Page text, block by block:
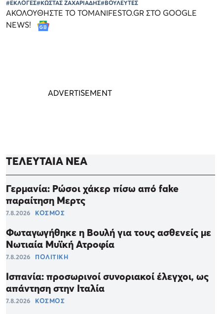
#ΕΚΛΟΓΕΣ#ΚΩΣΤΑΣ ΖΑΧΑΡΙΑΔΗΣ#ΒΟΥΛΕΥΤΕΣ
ΑΚΟΛΟΥΘΗΣΤΕ ΤΟ TOMANIFESTO.GR ΣΤΟ GOOGLE
NEWS!
ΤΕΛΕΥΤΑΙΑ ΝΕΑ
Γερμανία: Ρώσοι χάκερ πίσω από fake
παραίτηση Μερτς
7.8.2026 ΚΟΣΜΟΣ
Φωταγωγήθηκε η Βουλή για τους ασθενείς με
Νωτιαία Μυϊκή Ατροφία
7.8.2026 ΠΟΛΙΤΙΚΗ
Ισπανία: προσωρινοί συνοριακοί έλεγχοι, ως
απάντηση στην Ιταλία
7.8.2026 ΚΟΣΜΟΣ